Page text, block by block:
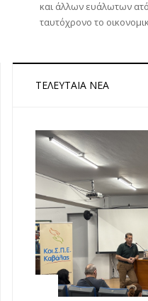
και άλλων ευάλωτων
ταυτόχρονο το
ΤΕΛΕΥΤΑΊΑ ΝΈΑ